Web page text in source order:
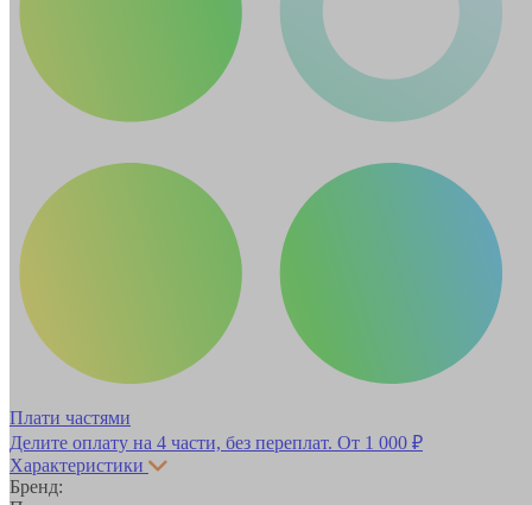
Плати частями
Делите оплату на 4 части, без переплат. От 1 000 ₽
Характеристики
Бренд: